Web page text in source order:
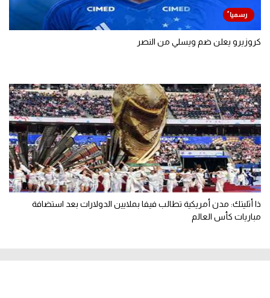
كروزيرو يعلن ضم ويسلي من النصر
ذا أثليتك: مدن أمريكية تطالب فيفا بملايين الدولارات بعد استضافة
مباريات كأس العالم